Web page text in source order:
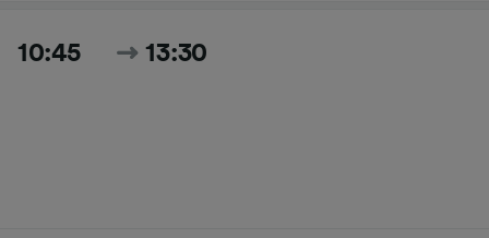
10:45 13:30